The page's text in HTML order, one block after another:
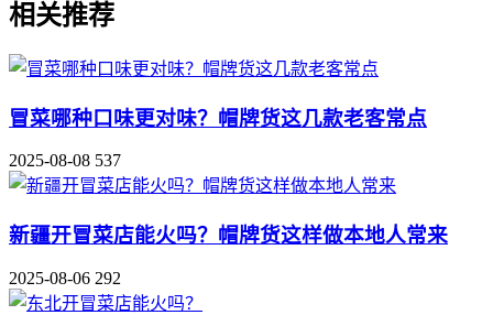
相关推荐
冒菜哪种口味更对味？帽牌货这几款老客常点
2025-08-08 537
新疆开冒菜店能火吗？帽牌货这样做本地人常来
2025-08-06 292